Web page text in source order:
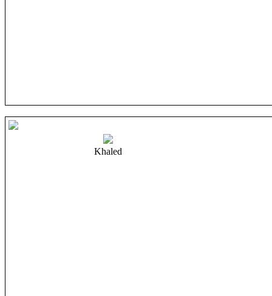
Khaled